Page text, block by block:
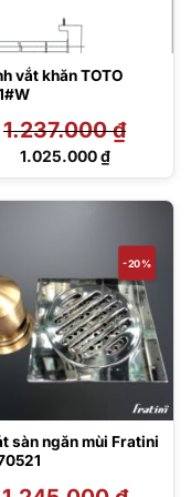
vắt khăn TOTO
1.237.000₫
Giá
1.025.000₫
Giá
1.025.000 ₫.
-20%
sàn ngăn mùi Fratini